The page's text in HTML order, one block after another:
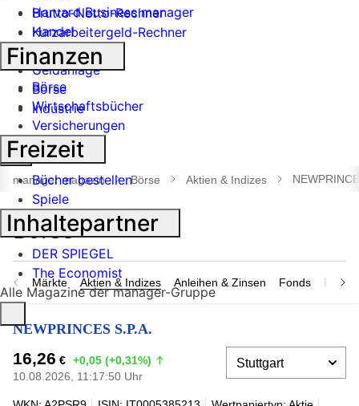
Harvard Business manager
Handel
Banken
Geldanlage
Börse
Industrie
Suche
öffnen
manager magazin Börse Aktien & Indizes
Märkte Aktien & Indizes Anleihen & Zinsen Fonds
NEWPRINCES S.P.A.
16,26 € +0,05 (+0,31%)
10.08.2026, 11:17:50 Uhr
Brutto-Netto-Rechner
Kurzarbeitergeld-Rechner
Finanzen
Börse
Wirtschaftsbücher
Versicherungen
Freizeit
Bücher bestellen
Spiele
Inhaltepartner
DER SPIEGEL
The Economist
Alle Magazine der manager-Gruppe